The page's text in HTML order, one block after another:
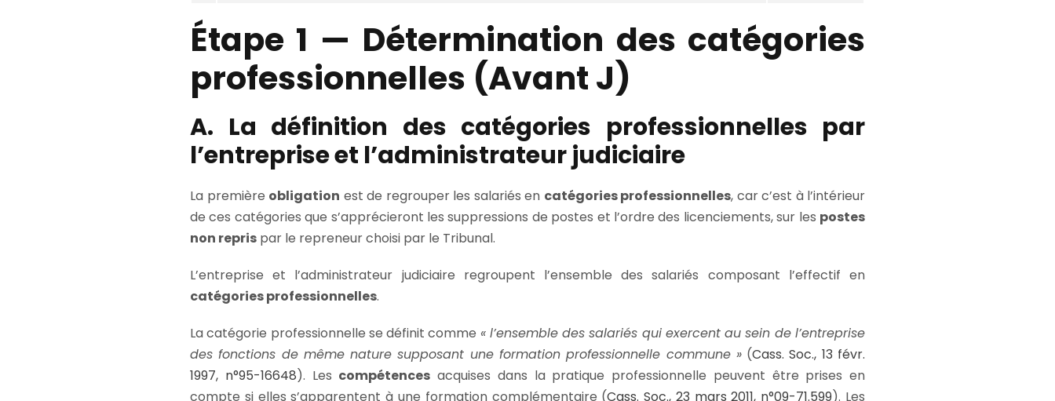
Étape 1 — Détermination des catégories
professionnelles (Avant J)
A. La définition des catégories professionnelles par
l’entreprise et l’administrateur judiciaire
La première obligation est de regrouper les salariés en catégories professionnelles, car c’est à l’intérieur
de ces catégories que s’apprécieront les suppressions de postes et l’ordre des licenciements, sur les postes
non repris par le repreneur choisi par le Tribunal.
L’entreprise et l’administrateur judiciaire regroupent l’ensemble des salariés composant l’effectif en
catégories professionnelles.
La catégorie professionnelle se définit comme « l’ensemble des salariés qui exercent au sein de l’entreprise
des fonctions de même nature supposant une formation professionnelle commune »(Cass. Soc., 13 févr.
1997, n°95-16648). Les compétences acquises dans la pratique professionnelle peuvent être prises en
compte si elles s’apparentent à une formation complémentaire (Cass. Soc., 23 mars 2011, n°09-71.599). Les